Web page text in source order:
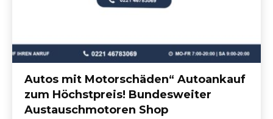
Autos mit Motorschäden“ Autoankauf
zum Höchstpreis! Bundesweiter
Austauschmotoren Shop